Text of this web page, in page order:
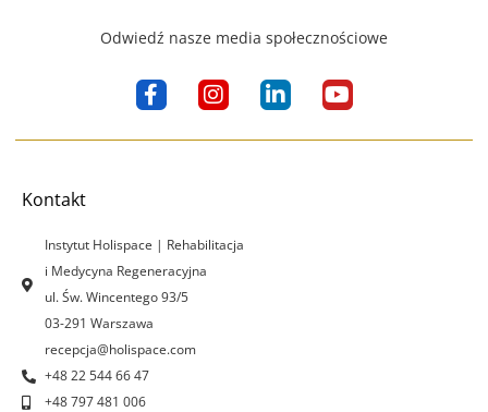
Odwiedź nasze media społecznościowe
F
a
c
k
-
f
I
n
s
a
L
i
n
Y
o
u
Kontakt
Instytut Holispace | Rehabilitacja
i Medycyna Regeneracyjna
ul. Św. Wincentego 93/5
03-291 Warszawa
recepcja@holispace.com
+48 22 544 66 47
+48 797 481 006